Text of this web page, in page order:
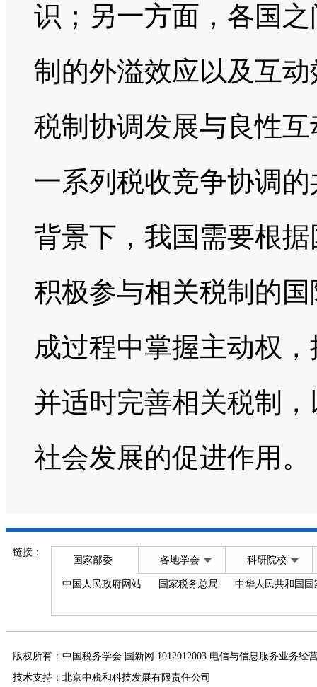
识；另一方面，各国
制的外溢效应以及互
税制协调发展与良性
一系列税收竞争协调
背景下，我国需要根
积极参与相关税制的
成过程中掌握主动权
并适时完善相关税制
社会发展的促进作用。
链接：
国家部委 各地学会 科研院校
中国人民政府网站 国家税务总局 中华人民共和国
版权所有：中国税务学会 国新网 1012012003 电信与信息服务业务经
技术支持：北京中税和科技发展有限责任公司